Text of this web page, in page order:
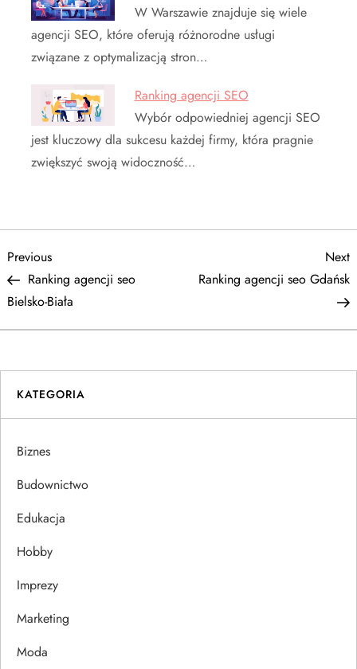
W Warszawie znajduje się wiele
agencji SEO, które oferują różnorodne usługi
związane z optymalizacją stron…
Ranking agencji SEO
Wybór odpowiedniej agencji SEO
jest kluczowy dla sukcesu każdej firmy, która pragnie
zwiększyć swoją widoczność…
N
a
w
i
g
a
c
a
w
p
Previous
Post
Previous
Ranking agencji seo
Bielsko-Biała
Next
Ranking agencji seo Gdańsk
KATEGORIA
Biznes
Budownictwo
Edukacja
Hobby
Imprezy
Marketing
Moda